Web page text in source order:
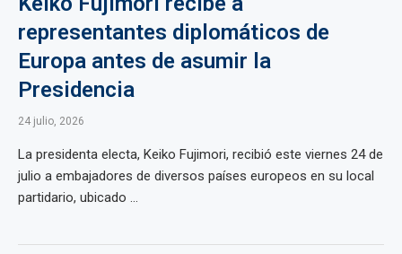
representantes diplomáticos de
Europa antes de asumir la
Presidencia
24 julio, 2026
La presidenta electa, Keiko Fujimori, recibió este viernes 24 de
julio a embajadores de diversos países europeos en su local
partidario, ubicado ...